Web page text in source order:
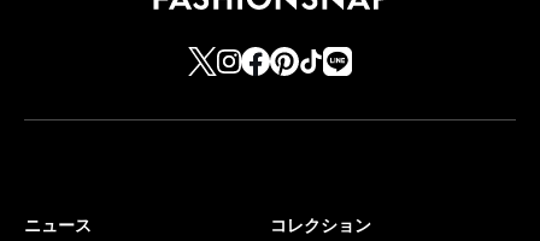
ニュース
コレクション